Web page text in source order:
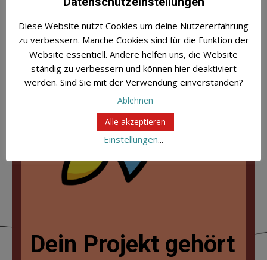
Dein Projekt gehört
Diese Website nutzt Cookies um deine Nutzererfahrung
zu verbessern. Manche Cookies sind für die Funktion der
Website essentiell. Andere helfen uns, die Website
ständig zu verbessern und können hier deaktiviert
werden. Sind Sie mit der Verwendung einverstanden?
Ablehnen
Alle akzeptieren
Einstellungen...